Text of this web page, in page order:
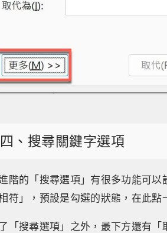
四、搜尋關鍵字選項
階的「搜尋選項」有很多功能可
符」，預設是勾選的狀態，在此點
「搜尋選項」之外，最下方還有